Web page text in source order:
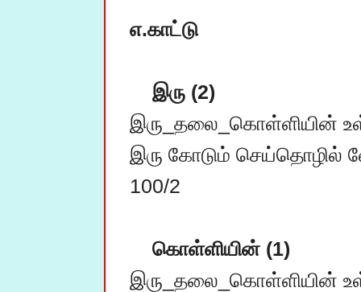
எ.காட்டு
இரு (2)
இரு_தலை_கொள்ளியின்
இரு கோடும் செய்தொழில்
100/2
கொள்ளியின் (1)
இரு_தலை_கொள்ளியின்